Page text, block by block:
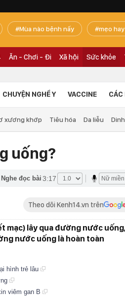
Mùa nào bệnh nấy mẹo
Ăn - Chơi - Đi Xã hội Sức khỏe
CHUYỆN NGHỀ Y VACCINE CÁC
xương khớp Tiêu hóa Da liễu
uống?
Nghe đọc bài 3:17
Theo dõi Kenh14.vn trên
mạc) lây qua đường nước uống,
nước uống là hoàn toàn
hình trẻ lâu
viêm gan B